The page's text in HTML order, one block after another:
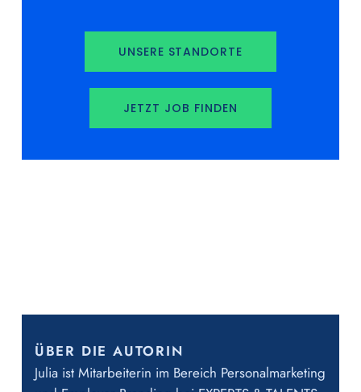
UNSERE STANDORTE
JETZT JOB FINDEN
ÜBER DIE AUTORIN
Julia ist Mitarbeiterin im Bereich Personalmarketing